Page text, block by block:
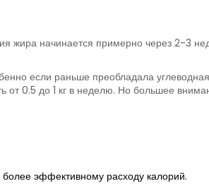
жира начинается примерно через 2-3
если раньше преобладала
от 0.5 до 1 кг в неделю. Но большее
более эффективному расходу калорий.